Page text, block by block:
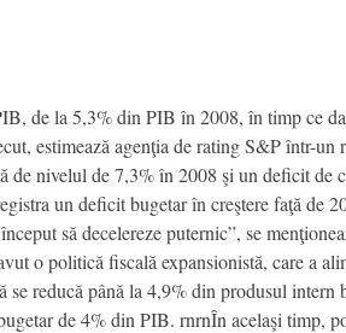
de la 5,3% din PIB în 2008, în timp ce
estimează agenţia de rating S&P într-un
de nivelul de 7,3% în 2008 şi un deficit
un deficit bugetar în creştere faţă de
să decelereze puternic”, se
o politică fiscală expansionistă, care a
reducă până la 4,9% din produsul
de 4% din PIB. rnrnÎn acelaşi timp,